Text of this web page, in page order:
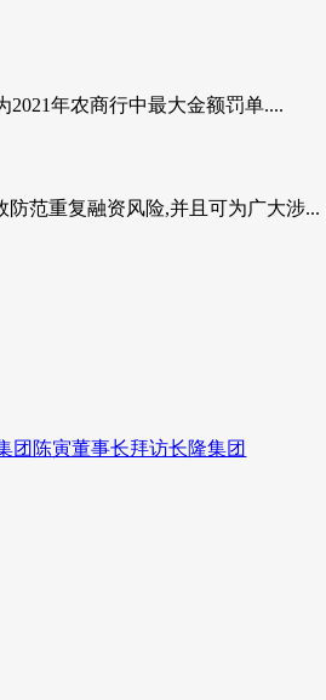
年农商行中最大金额罚单....
范重复融资风险,并且可为广大涉...
团陈寅董事长拜访长隆集团